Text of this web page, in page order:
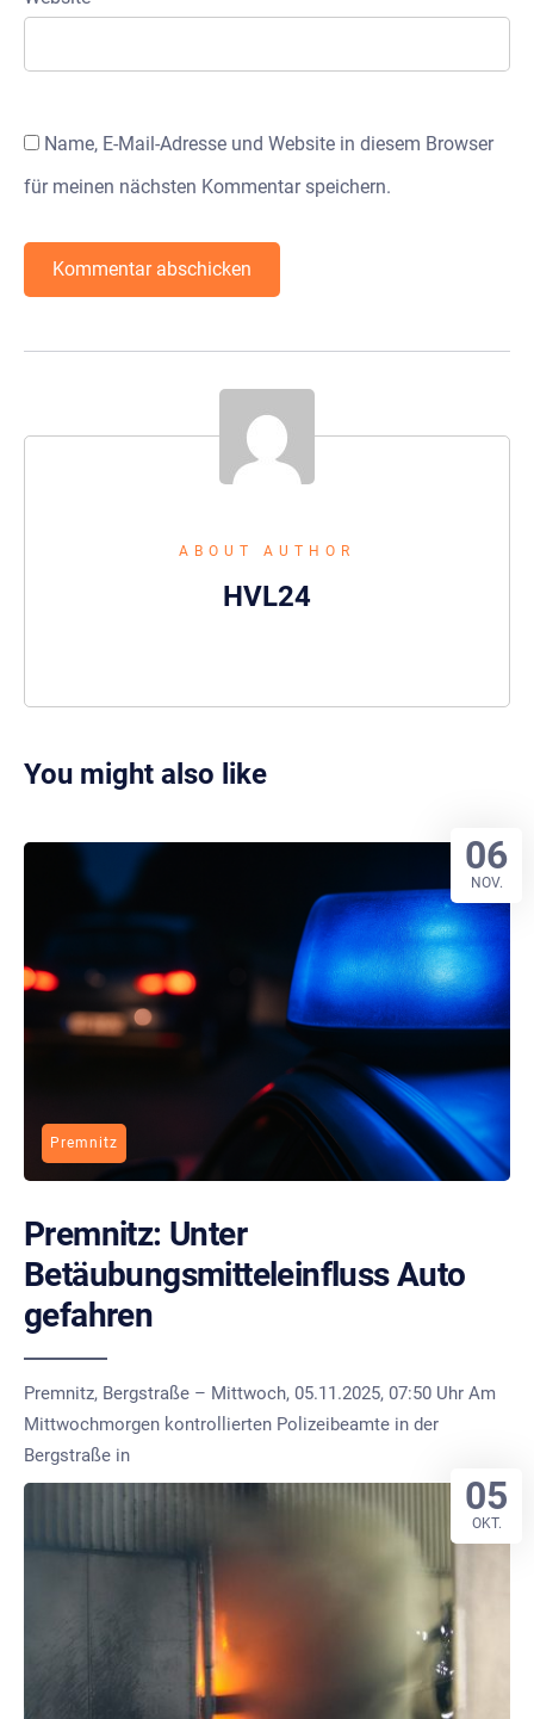
Name, E-Mail-Adresse und Website in diesem Browser
für meinen nächsten Kommentar speichern.
ABOUT AUTHOR
HVL24
You might also like
Premnitz
Premnitz: Unter
Betäubungsmitteleinfluss Auto
gefahren
Premnitz, Bergstraße – Mittwoch, 05.11.2025, 07:50 Uhr Am
Mittwochmorgen kontrollierten Polizeibeamte in der
Bergstraße in
06
NOV.
05
OKT.